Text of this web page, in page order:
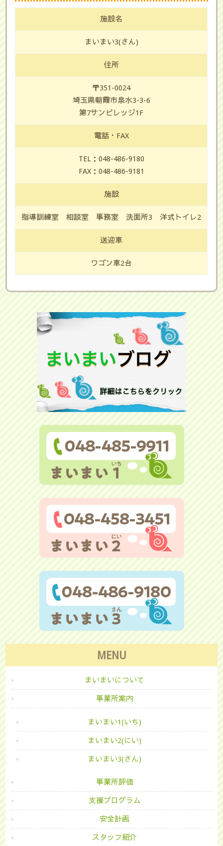
施設名
まいまい3(さん)
住所
〒351-0024
埼玉県朝霞市泉水3-3-6
第7サンビレッジ1F
電話・FAX
TEL：048-486-9180
FAX：048-486-9181
施設
指導訓練室 相談室 事務室 洗面所3 洋式トイレ2
送迎車
ワゴン車2台
MENU
まいまいについて
事業所案内
まいまい1(いち)
まいまい2(にい)
まいまい3(さん)
事業所評価
支援プログラム
安全計画
スタッフ紹介